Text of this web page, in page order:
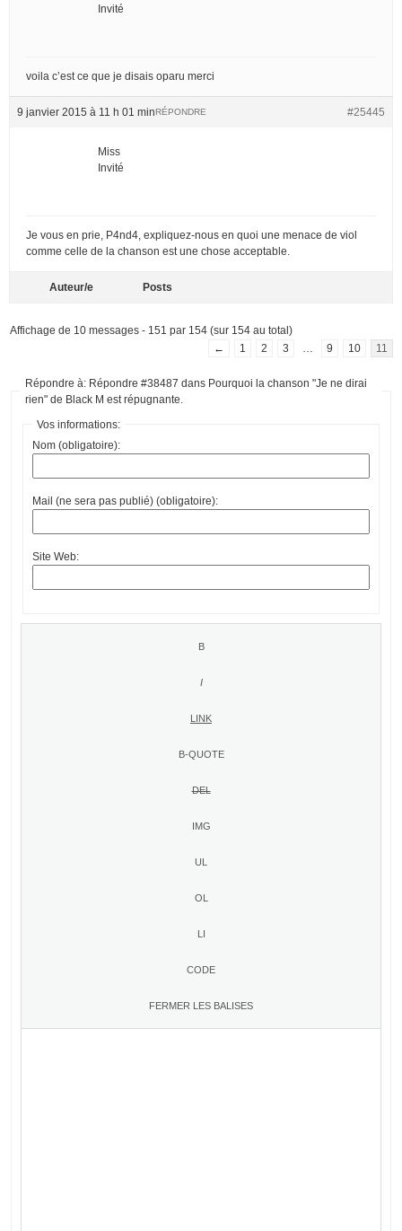
Invité
voila c’est ce que je disais oparu merci
9 janvier 2015 à 11 h 01 min #25445
RÉPONDRE
Miss
Invité
Je vous en prie, P4nd4, expliquez-nous en quoi une menace de viol
comme celle de la chanson est une chose acceptable.
Auteur/e Posts
Affichage de 10 messages - 151 par 154 (sur 154 au total)
←
1 2 3 9 10 11
Répondre à: Répondre #38487 dans Pourquoi la chanson "Je ne dirai
rien" de Black M est répugnante.
Vos informations:
Nom (obligatoire):
Mail (ne sera pas publié) (obligatoire):
Site Web: